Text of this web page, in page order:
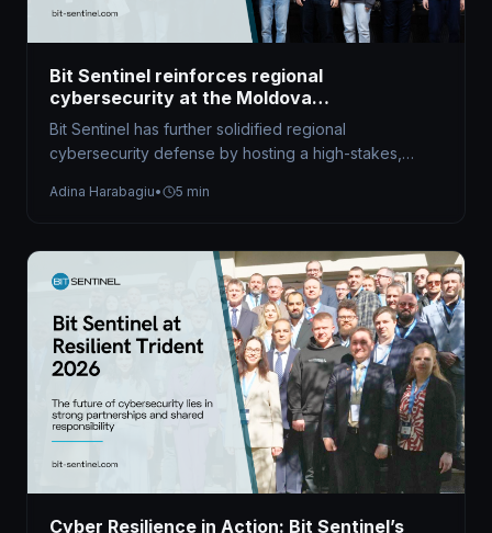
Bit Sentinel reinforces regional
cybersecurity at the Moldova
Cybersecurity Forum 2026
Bit Sentinel has further solidified regional
cybersecurity defense by hosting a high-stakes,
Adina Harabagiu• 5 min
Cyber Resilience in Action: Bit Sentinel’s